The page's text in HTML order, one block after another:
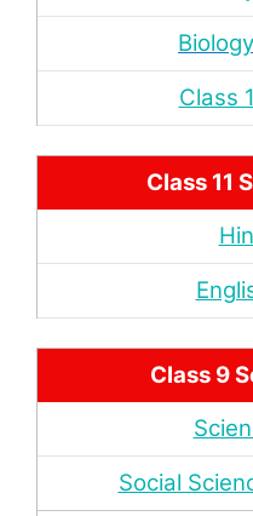
Biology
Class
Class 11
Class 9
Social